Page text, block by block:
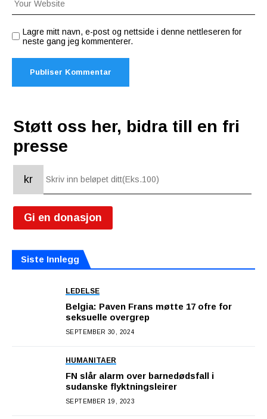
Lagre mitt navn, e-post og nettside i denne nettleseren for
neste gang jeg kommenterer.
Støtt oss her, bidra till en fri
presse
kr
Gi en donasjon
Siste Innlegg
LEDELSE
Belgia: Paven Frans møtte 17 ofre for
seksuelle overgrep
SEPTEMBER 30, 2024
HUMANITAER
FN slår alarm over barnedødsfall i
sudanske flyktningsleirer
SEPTEMBER 19, 2023